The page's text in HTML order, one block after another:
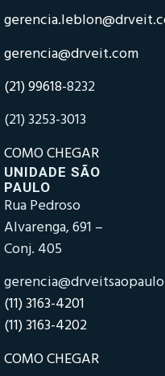
gerencia@drveit.com
(21) 99618-8232
(21) 3253-3013
COMO CHEGAR
UNIDADE SÃO
PAULO
Rua Pedroso
Alvarenga, 691 –
Conj. 405
(11) 3163-4201
(11) 3163-4202
COMO CHEGAR